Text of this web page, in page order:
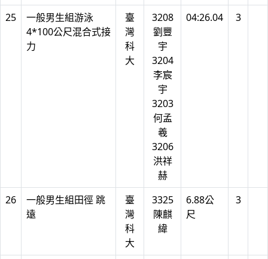
25
一般男生組游泳
4*100公尺混合式接
力
臺
灣
科
大
3208
劉豐
宇
3204
李宸
宇
3203
何孟
羲
3206
洪祥
赫
04:26.04 3
26
一般男生組田徑 跳
遠
臺
灣
科
大
3325
陳麒
緯
6.88公
尺
3